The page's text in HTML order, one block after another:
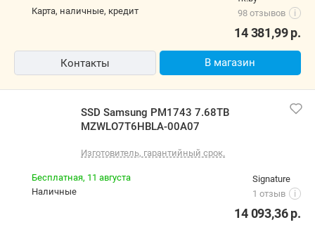
98 отзывов
i
карта, наличные, кредит
14 381,99р.
Контакты В магазин
SSD Samsung PM1743 7.68TB
MZWLO7T6HBLA-00A07
Изготовитель, гарантийный срок.
Signature
1 отзыв
i
Бесплатная, 11 августа
наличные
14 093,36р.